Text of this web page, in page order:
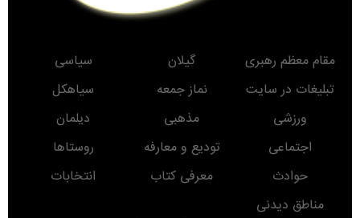
مقام معظم رهبری گیلان
سیاسی
تبلیغات در سایت
نماز جمعه
سیاهکل
ورزشی
مذهبی
دیلمان
اجتماعی
تودیع و معارفه
روستاها
حوادث
معرفی کتاب
انتخابات
مناطق دیدنی